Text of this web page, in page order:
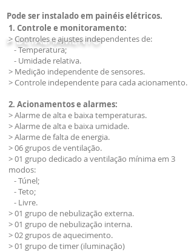
Pode ser instalado em painéis elétricos.
>DETALHAMENTO
1. Controle e monitoramento:
> Controles e ajustes independentes de:
- Temperatura;
- Umidade relativa.
> Medição independente de sensores.
> Controle independente para cada acionamento.
2. Acionamentos e alarmes:
> Alarme de alta e baixa temperaturas.
> Alarme de alta e baixa umidade.
> Alarme de falta de energia.
> 06 grupos de ventilação.
> 01 grupo dedicado a ventilação mínima em 3
modos:
- Túnel;
- Teto;
- Livre.
> 01 grupo de nebulização externa.
> 01 grupo de nebulização interna.
> 02 grupos de aquecimento.
> 01 grupo de timer (iluminação)